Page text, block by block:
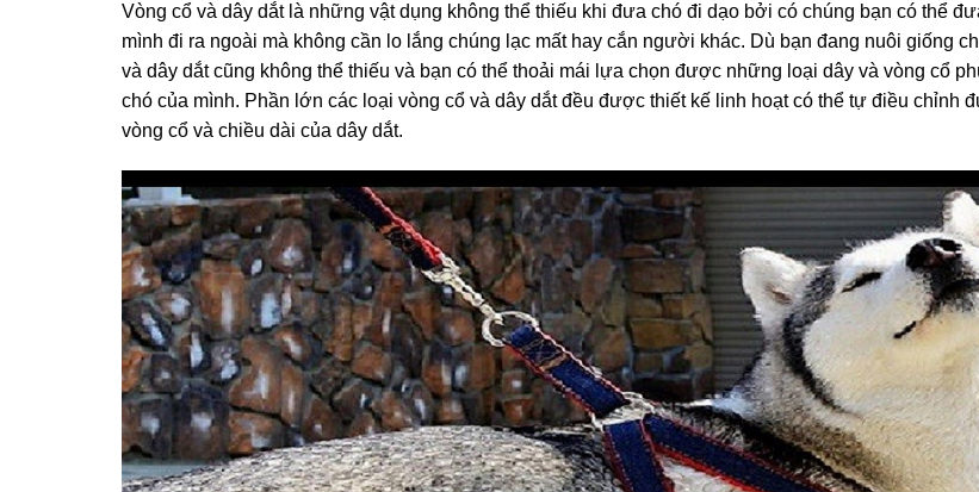
Vòng cổ và dây dắt là những vật dụng không thể thiếu khi đưa chó đi dạo bởi có chúng bạn có thể
mình đi ra ngoài mà không cần lo lắng chúng lạc mất hay cắn người khác. Dù bạn đang nuôi giống
và dây dắt cũng không thể thiếu và bạn có thể thoải mái lựa chọn được những loại dây và vòng cổ
chó của mình. Phần lớn các loại vòng cổ và dây dắt đều được thiết kế linh hoạt có thể tự điều chỉnh
vòng cổ và chiều dài của dây dắt.